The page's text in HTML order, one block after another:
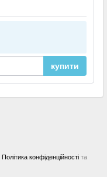
купити
Політика конфіденційності та